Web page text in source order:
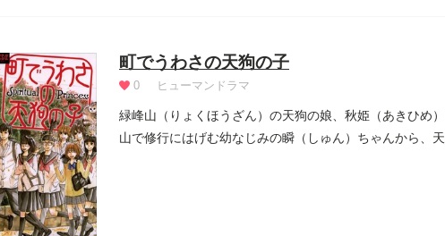
町でうわさの天狗の子
0 ヒューマンドラマ
緑峰山（りょくほうざん）の天狗の娘、秋姫（あきひめ
山で修行にはげむ幼なじみの瞬（しゅん）ちゃんから、